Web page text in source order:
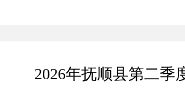
2026年抚顺县第二季